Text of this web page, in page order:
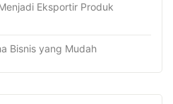
Eksportir Produk
Bisnis yang Mudah